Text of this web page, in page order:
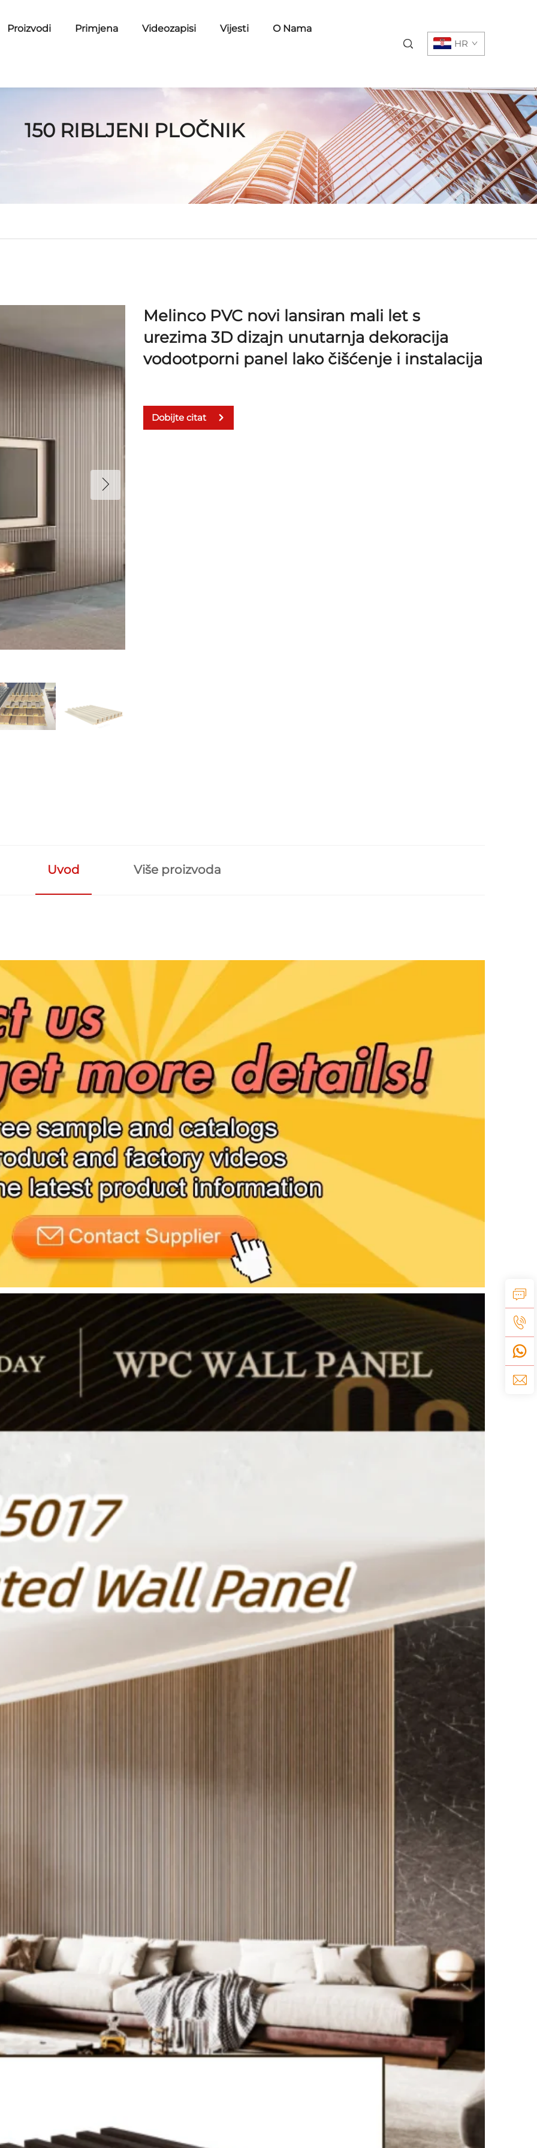
Proizvodi Primjena Videozapisi Vijesti
O Nama
HR
150 RIBLJENI PLOČNIK
Melinco PVC novi lansiran mali let s
urezima 3D dizajn unutarnja dekoracija
vodootporni panel lako čišćenje i instalacija
Dobijte citat
Uvod Više proizvoda